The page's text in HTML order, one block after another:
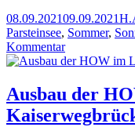
Veröffentlicht
am
08.09.202109.09.2021H.
Parsteinsee, Sommer,
Kommentarzu
wenn
Sonne
hinter
dem
Ausbau der